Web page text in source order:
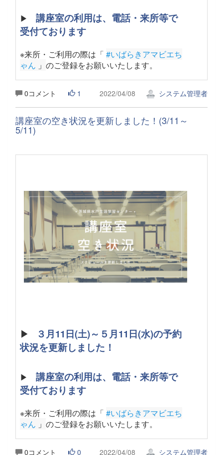
▶ 講座室の利用は、電話・来所等で
受付ております
※来所・ご利用の際は「 #いばらきアマビエち
ゃん 」 のご登録をお願いいたします。
0コメント 1 2022/04/08 システム管理者
講座室の空き状況を更新しました！(3/11～
5/11)
▶
３月11日(土)～５月11日(水)の予約
状況を更新しました！
▶ 講座室の利用は、電話・来所等で
受付ております
※来所・ご利用の際は「 #いばらきアマビエち
ゃん 」 のご登録をお願いいたします。
0コメント 0 2022/04/08 システム管理者